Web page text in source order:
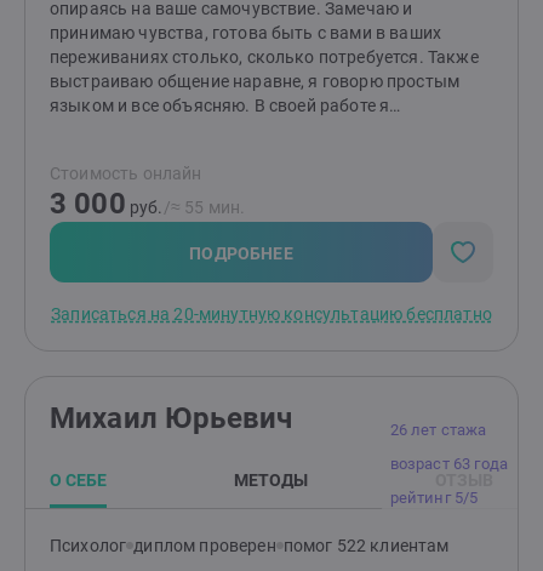
опираясь на ваше самочувствие. Замечаю и
принимаю чувства, готова быть с вами в ваших
переживаниях столько, сколько потребуется. Также
выстраиваю общение наравне, я говорю простым
языком и все объясняю. В своей работе я
работаю в подходе ACT (терапия принятия и
ответственности) и CFT (терапия, сфокусированная
на сострадании). Эти подходы помогают клиентам
сделать свою жизнь лучше за счет повышения
осознанности, поиска внутренних ценностей и
CFT (ТФС) - это помочь клиентам изменить их
Принятие и Осознанность для развития
человеку действовать в соответствии со своими
ценностями.Считаю, что моя задача — дать вам
собственной жизни. "Если бы не твоя боль, что бы ты
Стоимость онлайн
3 000 руб. /≈ 55 мин.
ПОДРОБНЕЕ
Записаться на 20-минутную консультацию бесплатно
26 лет стажа
возраст 63 года
рейтинг 5/5
Михаил Юрьевич
О СЕБЕ МЕТОДЫ
Психолог диплом проверен помог 522 клиентам